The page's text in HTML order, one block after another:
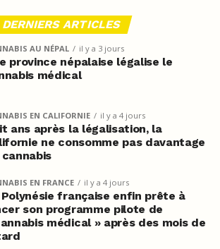
DERNIERS ARTICLES
AU NÉPAL il y a 3 jours
province népalaise légalise le
médical
EN CALIFORNIE il y a 4 jours
ans après la légalisation, la
ne consomme pas davantage
EN FRANCE il y a 4 jours
Polynésie française enfin prête à
son programme pilote de
médical » après des mois de